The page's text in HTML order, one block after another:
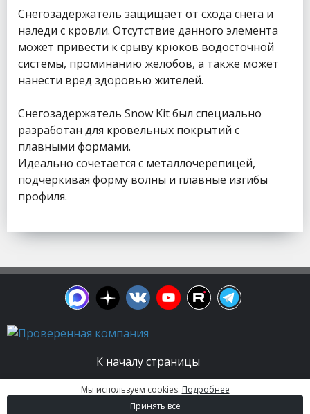
Снегозадержатель защищает от схода снега и
наледи с кровли. Отсутствие данного элемента
может привести к срыву крюков водосточной
системы, проминанию желобов, а также может
нанести вред здоровью жителей.
Снегозадержатель Snow Kit был специально
разработан для кровельных покрытий с
плавными формами.
Идеально сочетается с металлочерепицей,
подчеркивая форму волны и плавные изгибы
профиля.
К началу страницы
© 2003 - 2026. Апельсин group | Группа
строительных компаний Все права защищены.
Мы используем cookies. Подробнее
Принять все